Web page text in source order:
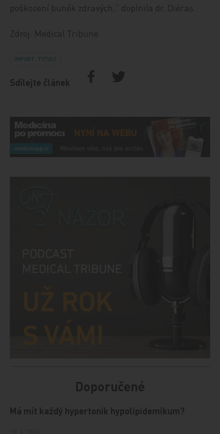
poškození buněk zdravých,“ doplnila dr. Diéras.
Zdroj: Medical Tribune
IMPORT: TITULY
Sdílejte článek
Doporučené
Má mít každý hypertonik hypolipidemikum?